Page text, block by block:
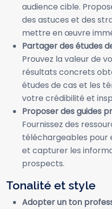
audience cible.
des astuces et des
mettre en œuvre
Partager des études
Prouvez la valeur de
résultats concrets
études de cas et les
votre crédibilité et
Proposer des guides
Fournissez des
téléchargeables pour
et capturer les
prospects.
Tonalité et style
Adopter un ton